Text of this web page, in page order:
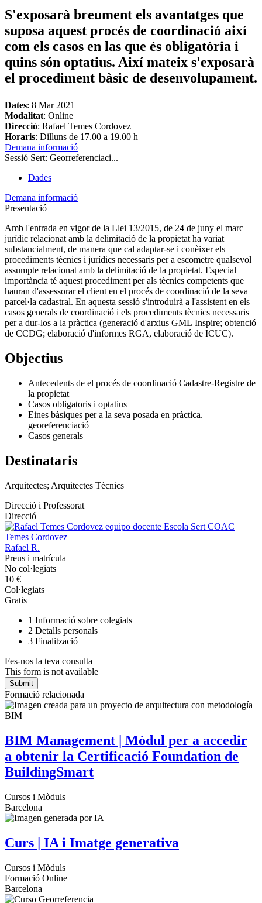
S'exposarà breument els avantatges que
suposa aquest procés de coordinació així
com els casos en las que és obligatòria i
quins són optatius. Així mateix s'exposarà
el procediment bàsic de desenvolupament.
Dates: 8 Mar 2021
Modalitat: Online
Direcció: Rafael Temes Cordovez
Horaris: Dilluns de 17.00 a 19.00 h
Demana informació
Sessió Sert: Georreferenciaci...
Dades
Demana informació
Presentació
Amb l'entrada en vigor de la Llei 13/2015, de 24 de juny el marc
jurídic relacionat amb la delimitació de la propietat ha variat
substancialment, de manera que cal adaptar-se i conèixer els
procediments tècnics i jurídics necessaris per a escometre qualsevol
assumpte relacionat amb la delimitació de la propietat. Especial
importància té aquest procediment per als tècnics competents que
hauran d'assessorar el client en el procés de coordinació de la seva
parcel·la cadastral. En aquesta sessió s'introduirà a l'assistent en els
casos generals de coordinació i els procediments tècnics necessaris
per a dur-los a la pràctica (generació d'arxius GML Inspire; obtenció
de CCDG; elaboració d'informes RGA, elaboració de ICUC).
Objectius
Antecedents de el procés de coordinació Cadastre-Registre de
la propietat
Casos obligatoris i optatius
Eines bàsiques per a la seva posada en pràctica.
georeferenciació
Casos generals
Destinataris
Arquitectes; Arquitectes Tècnics
Direcció i Professorat
Direcció
Temes Cordovez
Rafael R.
Preus i matrícula
No col·legiats
10 €
Col·legiats
Gratis
1 Informació sobre colegiats
2 Detalls personals
3 Finalització
Fes-nos la teva consulta
This form is not available
Formació relacionada
BIM Management | Mòdul per a accedir
a obtenir la Certificació Foundation de
BuildingSmart
Cursos i Mòduls
Barcelona
Curs | IA i Imatge generativa
Cursos i Mòduls
Formació Online
Barcelona